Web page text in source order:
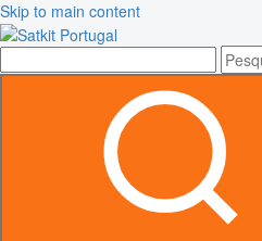
Skip to main content